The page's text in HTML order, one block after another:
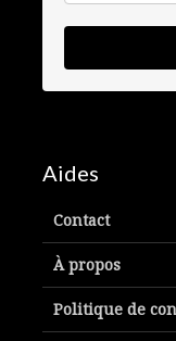
Aides
Contact
À propos
Politique de